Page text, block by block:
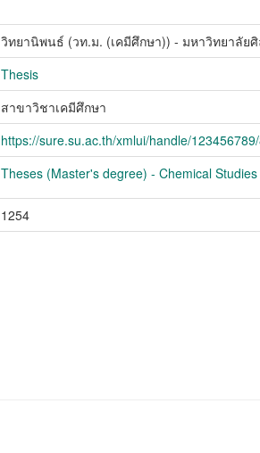
วิทยานิพนธ์ (วท.ม. (เคมีศึกษา)) - มหาวิทยาลัย
Thesis
สาขาวิชาเคมีศึกษา
https://sure.su.ac.th/xmlui/handle/
Theses (Master's degree) - Chemical
1254